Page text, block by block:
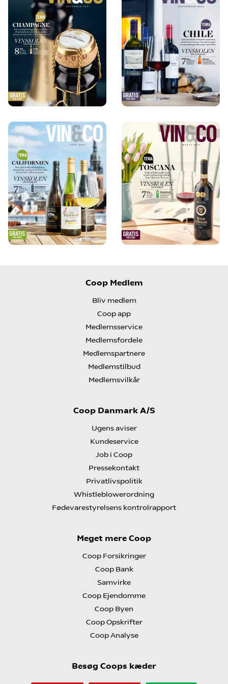
Coop Medlem
Bliv medlem
Coop app
Medlemsservice
Medlemsfordele
Medlemspartnere
Medlemstilbud
Medlemsvilkår
Coop Danmark A/S
Ugens aviser
Kundeservice
Job i Coop
Pressekontakt
Privatlivspolitik
Whistleblowerordning
Fødevarestyrelsens kontrolrapport
Meget mere Coop
Coop Forsikringer
Coop Bank
Samvirke
Coop Ejendomme
Coop Byen
Coop Opskrifter
Coop Analyse
Besøg Coops kæder